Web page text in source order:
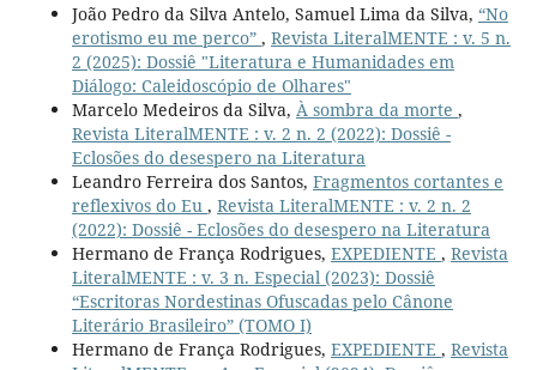
João Pedro da Silva Antelo, Samuel Lima da Silva, “No
erotismo eu me perco” , Revista LiteralMENTE : v. 5 n.
2 (2025): Dossiê "Literatura e Humanidades em
Diálogo: Caleidoscópio de Olhares"
Marcelo Medeiros da Silva, À sombra da morte ,
Revista LiteralMENTE : v. 2 n. 2 (2022): Dossiê -
Eclosões do desespero na Literatura
Leandro Ferreira dos Santos, Fragmentos cortantes e
reflexivos do Eu , Revista LiteralMENTE : v. 2 n. 2
(2022): Dossiê - Eclosões do desespero na Literatura
Hermano de França Rodrigues, EXPEDIENTE , Revista
LiteralMENTE : v. 3 n. Especial (2023): Dossiê
“Escritoras Nordestinas Ofuscadas pelo Cânone
Literário Brasileiro” (TOMO I)
Hermano de França Rodrigues, EXPEDIENTE , Revista